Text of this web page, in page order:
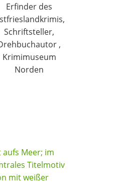
Erfinder des
Schriftsteller,
,
Krimimuseum
Norden